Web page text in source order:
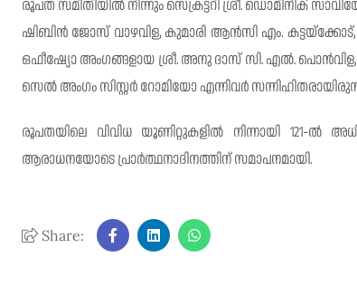
രൂപത സമിതിയിൽ നിന്നും സെക്രട്ടറി ശ്രീ. ഡൊമിനിക്
ഷിബിൻ ജോസ് വാഴവിള, കുമാരി ആൻസി എം.
ഒഫീഷ്യോ അംഗങ്ങളായ ശ്രീ. അനു ദാസ് സി. എൽ.
സെൽ അംഗം സിസ്റ്റർ റോമിയോ എന്നിവർ
രൂപതയിലെ വിവിധ യൂണിറ്റുകളിൽ നിന്നായി 121-ൽ
ആരാധനയോടെ പ്രാർത്ഥനാദിനത്തിന് സമാപനമായി.
Share: